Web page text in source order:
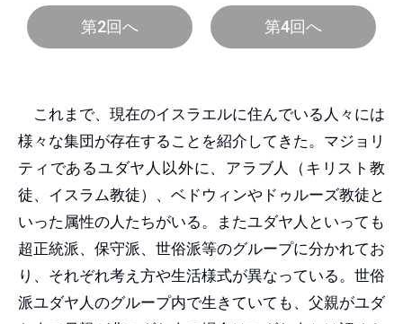
第2回へ 第4回へ
これまで、現在のイスラエルに住んでいる人々には
様々な集団が存在することを紹介してきた。マジョリ
ティであるユダヤ人以外に、アラブ人（キリスト教
徒、イスラム教徒）、ベドウィンやドゥルーズ教徒と
いった属性の人たちがいる。またユダヤ人といっても
超正統派、保守派、世俗派等のグループに分かれてお
り、それぞれ考え方や生活様式が異なっている。世俗
派ユダヤ人のグループ内で生きていても、父親がユダ